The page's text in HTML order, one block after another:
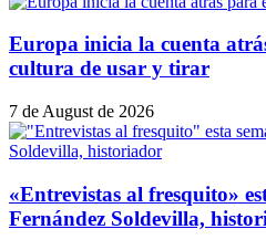
Europa inicia la cuenta
cultura de usar y tirar
7 de August de 2026
«Entrevistas al fresquito»
Fernández Soldevilla,